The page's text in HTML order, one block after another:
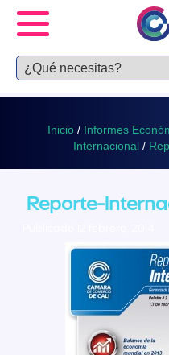
Inicio / Informes
Internacional /
Reporte-